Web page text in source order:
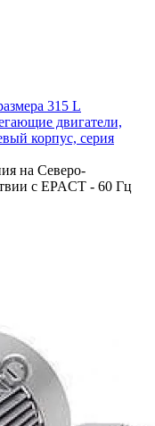
315 L
двигатели,
корпус, серия
на Северо-
с EPACT - 60 Гц